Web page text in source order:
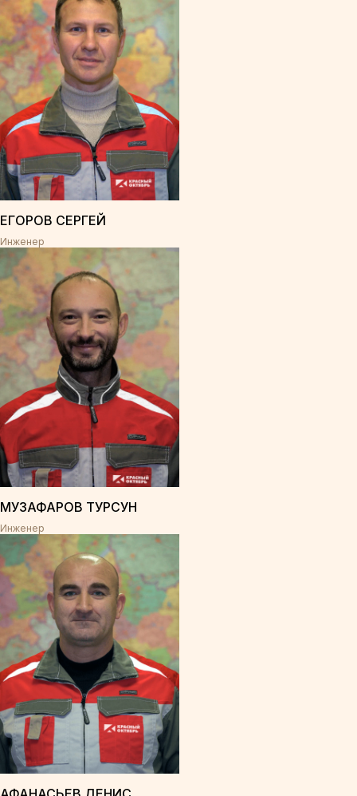
ЕГОРОВ СЕРГЕЙ
Инженер
МУЗАФАРОВ ТУРСУН
Инженер